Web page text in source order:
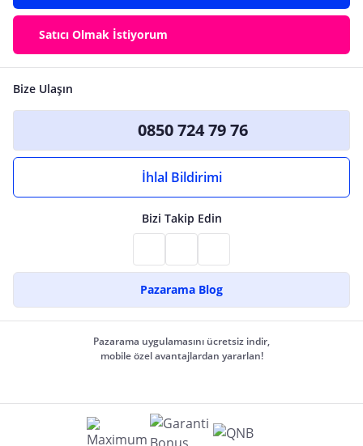
Satıcı Olmak İstiyorum
Bize Ulaşın
0850 724 79 76
İhlal Bildirimi
Bizi Takip Edin
Pazarama Blog
Pazarama uygulamasını ücretsiz indir,
mobile özel avantajlardan yararlan!